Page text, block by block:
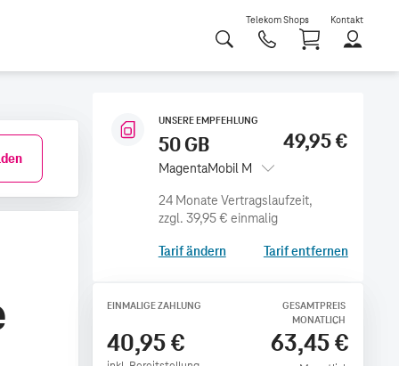
Telekom Shops Kontakt
UNSERE EMPFEHLUNG
50 GB
MagentaMobil M
49,95 €
zzgl. 39,95 € einmalig
Tarif ändern Tarif entfernen
EINMALIGE ZAHLUNG
40,95 €
GESAMTPREIS
MONATLICH
63,45 €